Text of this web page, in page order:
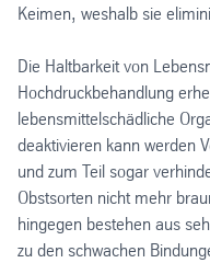
Keimen, weshalb sie
Die Haltbarkeit von
Hochdruckbehandlung
lebensmittelschädliche
deaktivieren kann werden
und zum Teil sogar
Obstsorten nicht mehr
hingegen bestehen aus
zu den schwachen